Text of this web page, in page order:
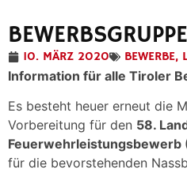
10. MÄRZ 2020 BEWERBE,
Information für alle Tiroler
Es besteht heuer erneut die
Vorbereitung für den 58.
Feuerwehrleistungsbewerb
für die bevorstehenden